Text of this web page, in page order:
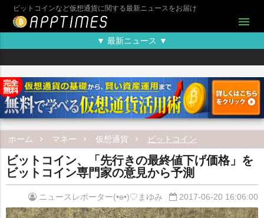
ビットコインなど仮想通貨に関する最新ニュースをお届け
menu
▼ 最新ニュース ▼
ホーム マネー 仮想通貨 ビットコイン
ビットコイン、「先行きの最終値下げ価格」を
ビットコイン専門家の意見から予測
ニュースレポーター(•ө•)♡まゆみ 2017-06-20 16:06:00